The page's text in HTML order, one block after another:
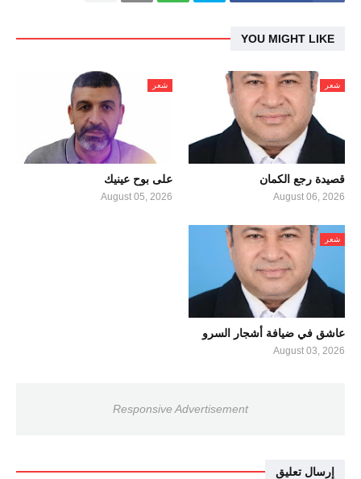
YOU MIGHT LIKE
شعر
قصيدة رجع الكمان
August 06, 2026
شعر
على بوح عينيك
August 05, 2026
شعر
عاشق في ضيافة أشجار السرو
August 03, 2026
Responsive Advertisement
إرسال تعليق